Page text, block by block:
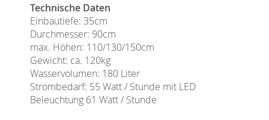
Technische Daten
Einbautiefe: 35cm
Durchmesser: 90cm
max. Höhen: 110/130/150cm
Gewicht: ca. 120kg
Wasservolumen: 180 Liter
Strombedarf: 55 Watt / Stunde mit LED
Beleuchtung 61 Watt / Stunde